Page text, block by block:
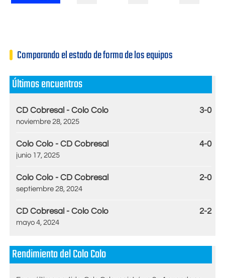
Comparando el estado de forma de los equipos
Últimos encuentros
CD Cobresal - Colo Colo 3-0
noviembre 28, 2025
Colo Colo - CD Cobresal 4-0
junio 17, 2025
Colo Colo - CD Cobresal 2-0
septiembre 28, 2024
CD Cobresal - Colo Colo 2-2
mayo 4, 2024
Rendimiento del Colo Colo